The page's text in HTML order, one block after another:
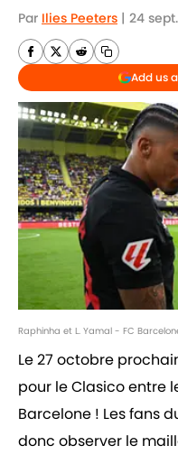
Par Ilies Peeters | 24
Add us
Raphinha et L. Yamal - FC
Le 27 octobre
pour le Clasico entre
Barcelone ! Les fans
donc observer le